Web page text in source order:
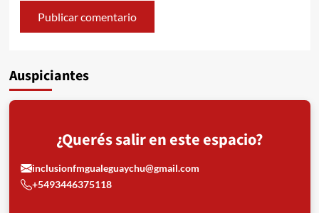
Auspiciantes
¿Querés salir en este espacio?
inclusionfmgualeguaychu@gmail.com
+5493446375118